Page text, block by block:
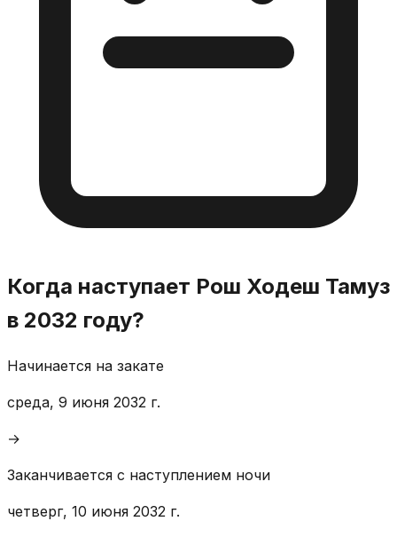
Когда наступает Рош Ходеш Тамуз
в 2032 году?
Начинается на закате
среда, 9 июня 2032 г.
→
Заканчивается с наступлением ночи
четверг, 10 июня 2032 г.